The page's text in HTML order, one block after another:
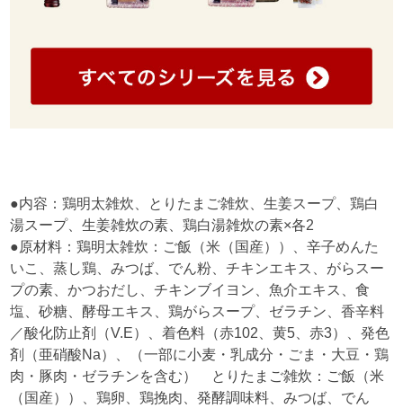
●内容：鶏明太雑炊、とりたまご雑炊、生姜スープ、鶏白
湯スープ、生姜雑炊の素、鶏白湯雑炊の素×各2
●原材料：鶏明太雑炊：ご飯（米（国産））、辛子めんた
いこ、蒸し鶏、みつば、でん粉、チキンエキス、がらスー
プの素、かつおだし、チキンブイヨン、魚介エキス、食
塩、砂糖、酵母エキス、鶏がらスープ、ゼラチン、香辛料
／酸化防止剤（V.E）、着色料（赤102、黄5、赤3）、発色
剤（亜硝酸Na）、（一部に小麦・乳成分・ごま・大豆・鶏
肉・豚肉・ゼラチンを含む） とりたまご雑炊：ご飯（米
（国産））、鶏卵、鶏挽肉、発酵調味料、みつば、でん